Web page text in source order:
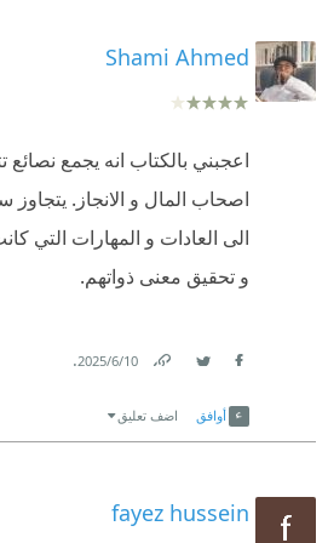
Shami Ahmed
اعجبني بالكتاب انه يجمع نصائع
اصحاب المال و الانجاز. يتجاوز
الى العادات و المهارات التي
و تحقيق معنى ذواتهم.
10‏/6‏/2025
.
أوافق اضف تعليق
fayez hussein